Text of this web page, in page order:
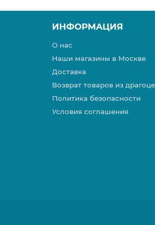
ИНФОРМАЦИЯ
О нас
Наши магазины в Москве
Доставка
Возврат товаров из
Политика безопасности
Условия соглашения